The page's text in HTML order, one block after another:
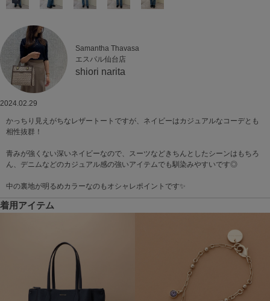
Samantha Thavasa
エスパル仙台店
shiori narita
2024.02.29
かっちり見えがちなレザートートですが、ネイビーはカジュアルなコーデとも
相性抜群！
青みが強くない深いネイビーなので、スーツなどきちんとしたシーンはもちろ
ん、デニムなどのカジュアル感の強いアイテムでも馴染みやすいです◎
中の裏地が明るめカラーなのもオシャレポイントです✨
着用アイテム